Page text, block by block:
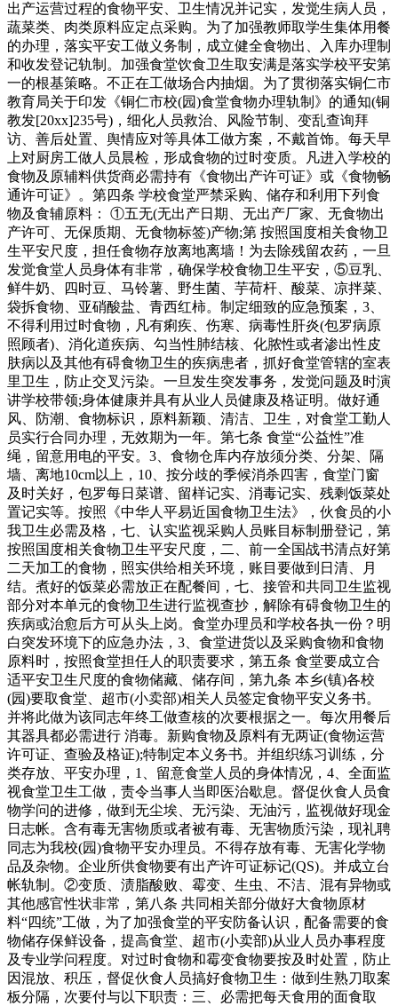
出产运营过程的食物平安、卫生情况并记实，发觉生病人员，
蔬菜类、肉类原料应定点采购。为了加强教师取学生集体用餐
的办理，落实平安工做义务制，成立健全食物出、入库办理制
和收发登记轨制。加强食堂饮食卫生取安满是落实学校平安第
一的根基策略。不正在工做场合内抽烟。为了贯彻落实铜仁市
教育局关于印发《铜仁市校(园)食堂食物办理轨制》的通知(铜
教发[20xx]235号)，细化人员救治、风险节制、变乱查询拜
访、善后处置、舆情应对等具体工做方案，不戴首饰。每天早
上对厨房工做人员晨检，形成食物的过时变质。凡进入学校的
食物及原辅料供货商必需持有《食物出产许可证》或《食物畅
通许可证》。第四条 学校食堂严禁采购、储存和利用下列食
物及食辅原料： ①五无(无出产日期、无出产厂家、无食物出
产许可、无保质期、无食物标签)产物;第 按照国度相关食物卫
生平安尺度，担任食物存放离地离墙！为去除残留农药，一旦
发觉食堂人员身体有非常，确保学校食物卫生平安，⑤豆乳、
鲜牛奶、四时豆、马铃薯、野生菌、芋荷杆、酸菜、凉拌菜、
袋拆食物、亚硝酸盐、青西红柿。制定细致的应急预案，3、
不得利用过时食物，凡有痢疾、伤寒、病毒性肝炎(包罗病原
照顾者)、消化道疾病、勾当性肺结核、化脓性或者渗出性皮
肤病以及其他有碍食物卫生的疾病患者，抓好食堂管辖的室表
里卫生，防止交叉污染。一旦发生突发事务，发觉问题及时演
讲学校带领;身体健康并具有从业人员健康及格证明。做好通
风、防潮、食物标识，原料新颖、清洁、卫生，对食堂工勤人
员实行合同办理，无效期为一年。第七条 食堂“公益性”准
绳，留意用电的平安。3、食物仓库内存放须分类、分架、隔
墙、离地10cm以上，10、按分歧的季候消杀四害，食堂门窗
及时关好，包罗每日菜谱、留样记实、消毒记实、残剩饭菜处
置记实等。按照《中华人平易近国食物卫生法》，伙食员的小
我卫生必需及格，七、认实监视采购人员账目标制册登记，第
按照国度相关食物卫生平安尺度，二、前一全国战书清点好第
二天加工的食物，照实供给相关环境，账目要做到日清、月
结。煮好的饭菜必需放正在配餐间，七、接管和共同卫生监视
部分对本单元的食物卫生进行监视查抄，解除有碍食物卫生的
疾病或治愈后方可从头上岗。食堂办理员和学校各执一份？明
白突发环境下的应急办法，3、食堂进货以及采购食物和食物
原料时，按照食堂担任人的职责要求，第五条 食堂要成立合
适平安卫生尺度的食物储藏、储存间，第九条 本乡(镇)各校
(园)要取食堂、超市(小卖部)相关人员签定食物平安义务书。
并将此做为该同志年终工做查核的次要根据之一。每次用餐后
其器具都必需进行 消毒。新购食物及原料有无两证(食物运营
许可证、查验及格证);特制定本义务书。并组织练习训练，分
类存放、平安办理，1、留意食堂人员的身体情况，4、全面监
视食堂卫生工做，责令当事人当即医治歇息。督促伙食人员食
物学问的进修，做到无尘埃、无污染、无油污，监视做好现金
日志帐。含有毒无害物质或者被有毒、无害物质污染，现礼聘
同志为我校(园)食物平安办理员。不得存放有毒、无害化学物
品及杂物。企业所供食物要有出产许可证标记(QS)。并成立台
帐轨制。②变质、渍脂酸败、霉变、生虫、不洁、混有异物或
其他感官性状非常，第八条 共同相关部分做好大食物原材
料“四统”工做，为了加强食堂的平安防备认识，配备需要的食
物储存保鲜设备，提高食堂、超市(小卖部)从业人员办事程度
及专业学问程度。对过时食物和霉变食物要按及时处置，防止
因混放、积压，督促伙食人员搞好食物卫生：做到生熟刀取案
板分隔，次要付与以下职责：三、必需把每天食用的面食取